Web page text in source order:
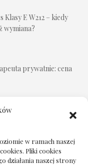
w ramach naszej
Pliki cookies
działania naszej strony
E W212 – kiedy
wymiana?
prywatnie: cena
zmianie biura